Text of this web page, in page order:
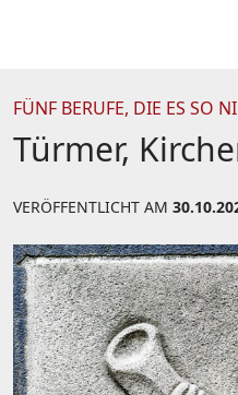
FÜNF BERUFE, DIE ES SO
Türmer,
VERÖFFENTLICHT AM